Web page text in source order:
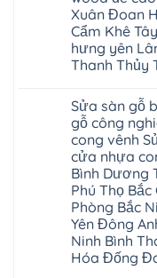
Ninh
Bình
Hưng
Yên
Ninh
Bình
Đà
Nẵng
Quảng
Ninh
sửa
sàn
nhà
thợ
sửa
sàn
gỗ
Hà
Nội
báo
giá
Dịch
vụ
sửa
chữa
Sửa
sàn
nhựa
giả
gỗ
hèm
khóa
Xuân Đoan
Cẩm Khê
hưng yên
Thanh Thủy
bình
luận
ở
Sửa
chữa
sàn
nhựa
giả
gỗ
tại
Hà
Nội
báo
giá
Dịch
Sửa sàn gỗ
gỗ công
cong vênh
cửa nhựa
Bình Dương
Phú Thọ
Phòng Bắc
Yên Đông
Ninh Bình
Hóa Đống